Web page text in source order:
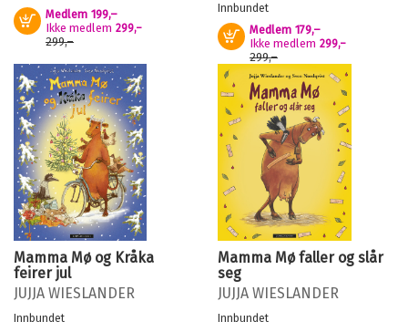
Medlem 199,–
Ikke medlem 299,–
299,–
Kjøp
Innbundet
Medlem 179,–
Ikke medlem 299,–
299,–
Kjøp
Mamma Mø og Kråka
feirer jul
JUJJA WIESLANDER
Innbundet
Mamma Mø faller og slår
seg
JUJJA WIESLANDER
Innbundet